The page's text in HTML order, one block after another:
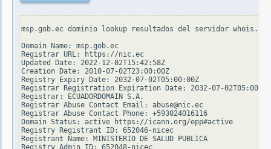
msp.gob.ec dominio lookup resultados del servidor
Domain Name: msp.gob.ec
Registrar URL: https://nic.ec
Updated Date: 2022-12-02T15:42:58Z
Creation Date: 2010-07-02T23:00:00Z
Registry Expiry Date: 2032-07-02T05:00:00Z
Registrar Registration Expiration Date: 2032-07-
Registrar: ECUADORDOMAIN S.A.
Registrar Abuse Contact Email: abuse@nic.ec
Registrar Abuse Contact Phone: +593024016116
Domain Status: active https://icann.org/epp#active
Registry Registrant ID: 652046-nicec
Registrant Name: MINISTERIO DE SALUD PUBLICA